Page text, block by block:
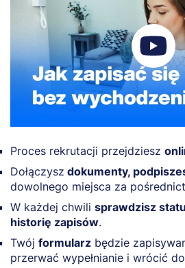
Proces rekrutacji przejdziesz
Dołączysz dokumenty,
dowolnego miejsca za
W każdej chwili sprawdzisz
historię zapisów.
Twój formularz będzie
przerwać wypełnianie i wrócić